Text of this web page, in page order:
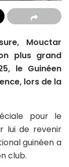
Mouctar
plus grand
le Guinéen
lors de la
pour le
lui de revenir
guinéen a
club.